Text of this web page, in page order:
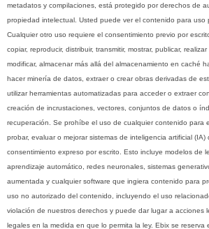
metadatos y compilaciones, está protegido por derechos de
propiedad intelectual. Usted puede ver el contenido para uso
Cualquier otro uso requiere el consentimiento previo por
copiar, reproducir, distribuir, transmitir, mostrar, publicar,
modificar, almacenar más allá del almacenamiento en caché
hacer minería de datos, extraer o crear obras derivadas de
utilizar herramientas automatizadas para acceder o extraer
creación de incrustaciones, vectores, conjuntos de datos o
recuperación. Se prohíbe el uso de cualquier contenido para
probar, evaluar o mejorar sistemas de inteligencia artificial
consentimiento expreso por escrito. Esto incluye modelos de
aprendizaje automático, redes neuronales, sistemas
aumentada y cualquier software que ingiera contenido para
uso no autorizado del contenido, incluyendo el uso
violación de nuestros derechos y puede dar lugar a acciones
legales en la medida en que lo permita la ley. Ebix se reserva